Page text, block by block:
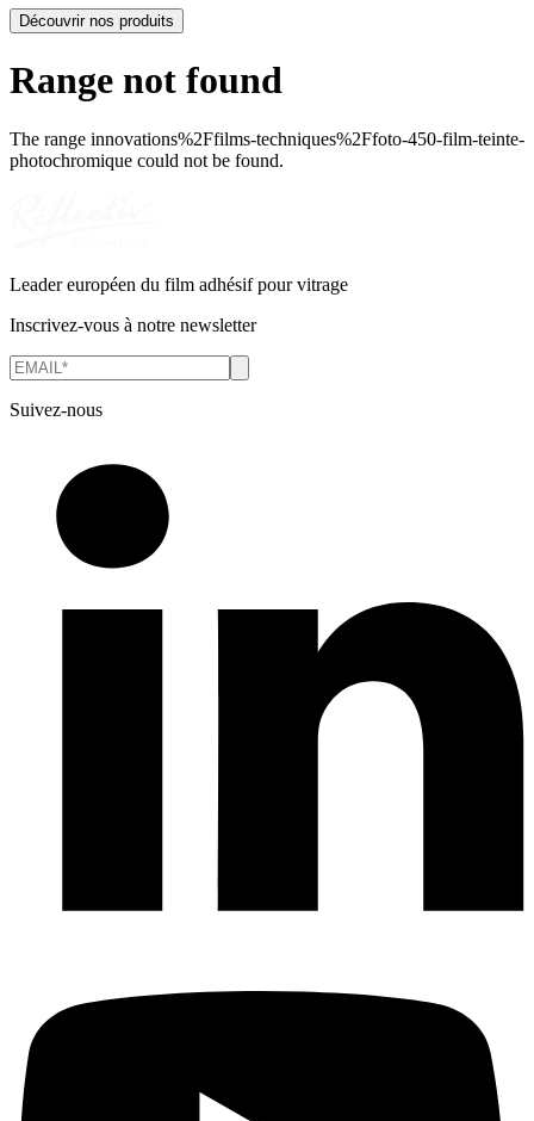
Découvrir nos produits
Range not found
The range innovations%2Ffilms-techniques%2Ffoto-450-film-teinte-
photochromique could not be found.
Leader européen du film adhésif pour vitrage
Inscrivez-vous à notre newsletter
Suivez-nous